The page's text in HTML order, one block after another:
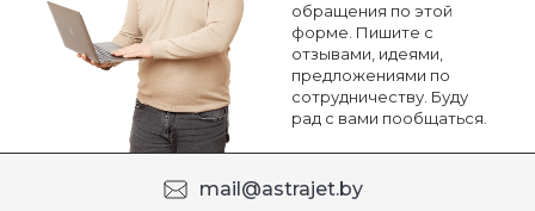
обращения по этой
форме. Пишите с
отзывами, идеями,
предложениями по
сотрудничеству. Буду
рад с вами пообщаться.
mail@astrajet.by